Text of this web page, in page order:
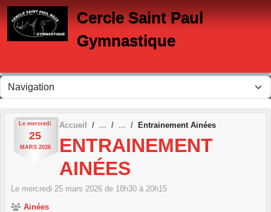
Cercle Saint Paul
Gymnastique
Le mercredi
25
MARS 2026
Accueil Entrainement Ainées
ENTRAINEMENT
AINÉES
Le mercredi 25 mars 2026 de 18h30 à 20h15
Ainées
Panneau de gestion des cookies